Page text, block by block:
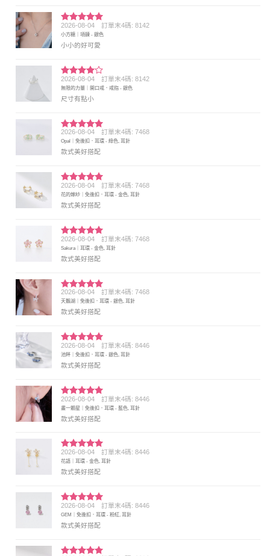
評分5 滿
分 5
2026-08-04 訂單末4碼: 8142
小方糖｜項鍊 - 銀色
小小的好可愛
評分4
滿分 5
2026-08-04 訂單末4碼: 8142
無限的力量｜開口戒．戒指 - 銀色
尺寸有點小
評分5 滿
分 5
2026-08-04 訂單末4碼: 7468
Opal｜免後扣．耳環 - 綠色, 耳針
款式美好搭配
評分5 滿
分 5
2026-08-04 訂單末4碼: 7468
花的嫁紗｜免後扣．耳環 - 金色, 耳針
款式美好搭配
評分5滿
分 5
2026-08-04 訂單末4碼: 7468
Sakura｜耳環 - 金色, 耳針
款式美好搭配
評分5 滿
分 5
2026-08-04 訂單末4碼: 7468
天鵝湖｜免後扣．耳環 - 銀色, 耳針
款式美好搭配
評分5 滿
分 5
2026-08-04 訂單末4碼: 8446
池畔｜免後扣．耳環 - 銀色, 耳針
款式美好搭配
評分5滿
分 5
2026-08-04 訂單末4碼: 8446
畫一顆星｜免後扣．耳環 - 藍色, 耳針
款式美好搭配
評分5 滿
分 5
2026-08-04 訂單末4碼: 8446
花語｜耳環 - 金色, 耳針
款式美好搭配
評分5 滿
分 5
2026-08-04 訂單末4碼: 8446
GEM｜免後扣．耳環 - 粉紅, 耳針
款式美好搭配